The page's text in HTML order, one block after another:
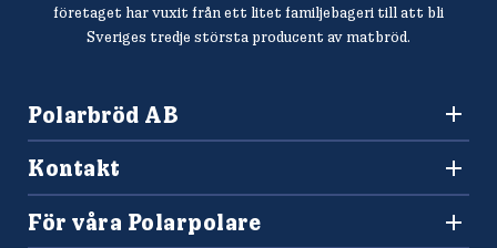
företaget har vuxit från ett litet familjebageri till att bli
Sveriges tredje största producent av matbröd.
Polarbröd AB
010-450 60 00
info@polarbrod.se
Kontakt
Konsumentkontakt och reklamation
Frågor och svar
För våra Polarpolare